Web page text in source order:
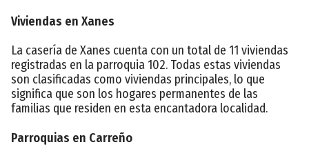
Viviendas en Xanes
La casería de Xanes cuenta con un total de 11 viviendas
registradas en la parroquia 102. Todas estas viviendas
son clasificadas como viviendas principales, lo que
significa que son los hogares permanentes de las
familias que residen en esta encantadora localidad.
Parroquias en Carreño